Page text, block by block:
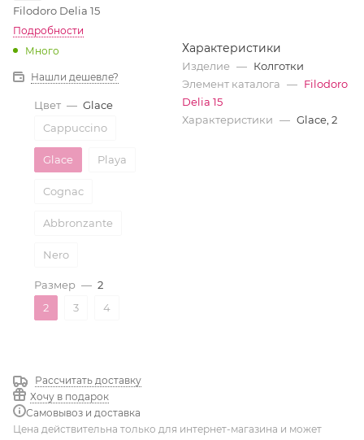
Filodoro Delia 15
Подробности
Много
Нашли дешевле?
Цвет — Glace
Cappuccino
Glace Playa
Cognac
Abbronzante
Nero
Размер — 2
2
3 4
Рассчитать доставку
Хочу в подарок
Самовывоз и доставка
Характеристики
Изделие — Колготки
Элемент каталога — Filodoro
Delia 15
Характеристики — Glace, 2
Цена действительна только для интернет-магазина и может